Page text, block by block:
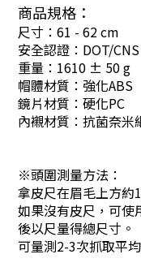
商品規格：
尺寸：61 - 62 cm
安全認證：DOT/CNS
重量：1610 ± 50 g
帽體材質：強化ABS
鏡片材質：硬化PC
內襯材質：抗菌奈米
※頭圍測量方法：
拿皮尺在眉毛上方約
如果沒有皮尺，可使
後以尺量得總尺寸。
可量測2-3次抓取平